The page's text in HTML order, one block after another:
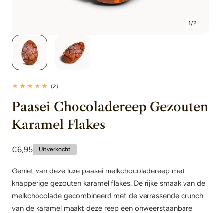
1/2
(2)2
beoordelingen
Paasei Chocoladereep Gezouten
Karamel Flakes
Normale
€6,95 Uitverkocht
Geniet van deze luxe paasei melkchocoladereep met
knapperige gezouten karamel flakes. De rijke smaak van de
melkchocolade gecombineerd met de verrassende crunch
van de karamel maakt deze reep een onweerstaanbare